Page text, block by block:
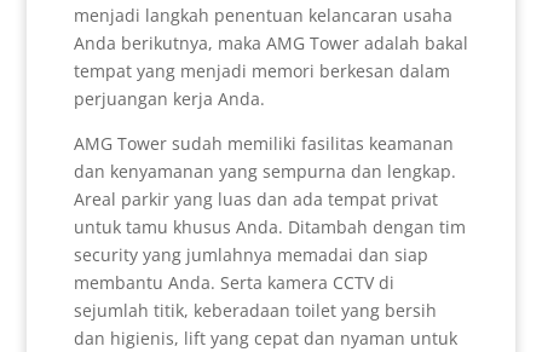
menjadi langkah penentuan kelancaran usaha
Anda berikutnya, maka AMG Tower adalah bakal
tempat yang menjadi memori berkesan dalam
perjuangan kerja Anda.
AMG Tower sudah memiliki fasilitas keamanan
dan kenyamanan yang sempurna dan lengkap.
Areal parkir yang luas dan ada tempat privat
untuk tamu khusus Anda. Ditambah dengan tim
security yang jumlahnya memadai dan siap
membantu Anda. Serta kamera CCTV di
sejumlah titik, keberadaan toilet yang bersih
dan higienis, lift yang cepat dan nyaman untuk